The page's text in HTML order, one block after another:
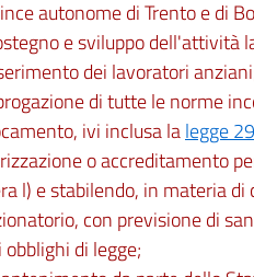
autonome di Trento e di
e sviluppo dell'attività
dei lavoratori
di tutte le norme
ivi inclusa lalegge
o accreditamento
l) e stabilendo, in materia
con previsione di
obblighi di legge;